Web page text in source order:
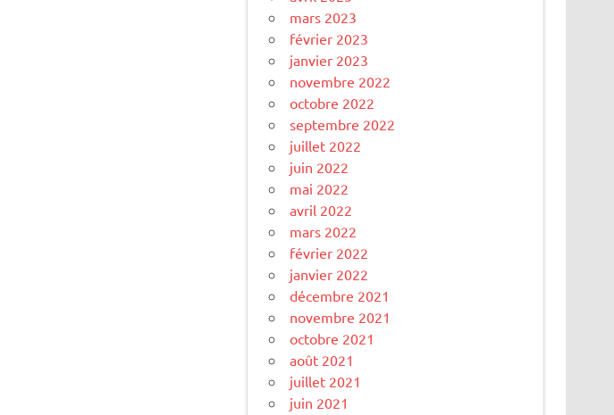
mars 2023
février 2023
janvier 2023
novembre 2022
octobre 2022
septembre 2022
juillet 2022
juin 2022
mai 2022
avril 2022
mars 2022
février 2022
janvier 2022
décembre 2021
novembre 2021
octobre 2021
août 2021
juillet 2021
juin 2021